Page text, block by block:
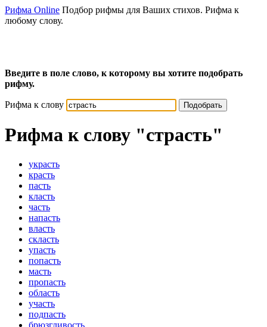
Рифма Online Подбор рифмы для Ваших стихов. Рифма к
любому слову.
Введите в поле слово, к которому вы хотите подобрать
рифму.
Рифма к слову Подобрать
Рифма к слову "страсть"
украсть
красть
пасть
класть
часть
напасть
власть
скласть
упасть
попасть
масть
пропасть
область
участь
подпасть
брюзгливость